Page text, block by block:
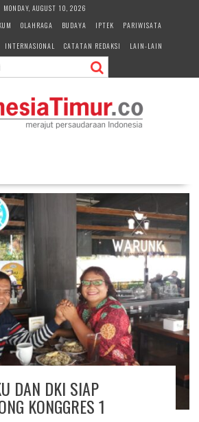
MONDAY, AUGUST 10, 2026
OLAHRAGA BUDAYA IPTEK
PARIWISATA
INTERNASIONAL CATATAN REDAKSI LAIN-LAIN
DAN DKI SIAP
KONGGRES 1